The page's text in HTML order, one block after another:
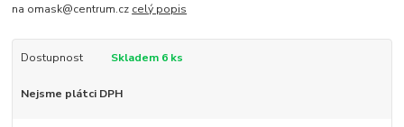
na omask@centrum.cz celý popis
Dostupnost Skladem 6 ks
Nejsme plátci DPH